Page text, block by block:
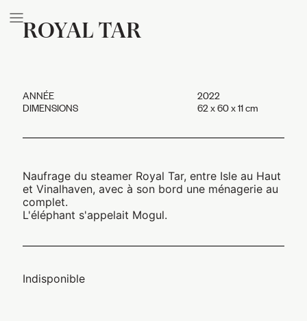
ROYAL TAR
ANNÉE
2022
DIMENSIONS
62 x 60 x 11 cm
Naufrage du steamer Royal Tar, entre Isle au Haut
et Vinalhaven, avec à son bord une ménagerie au
complet.
L'éléphant s'appelait Mogul.
Indisponible